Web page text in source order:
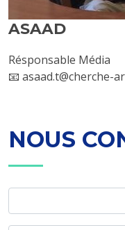
ASAAD
Résponsable Média
📧 asaad.t@cherche-
NOUS